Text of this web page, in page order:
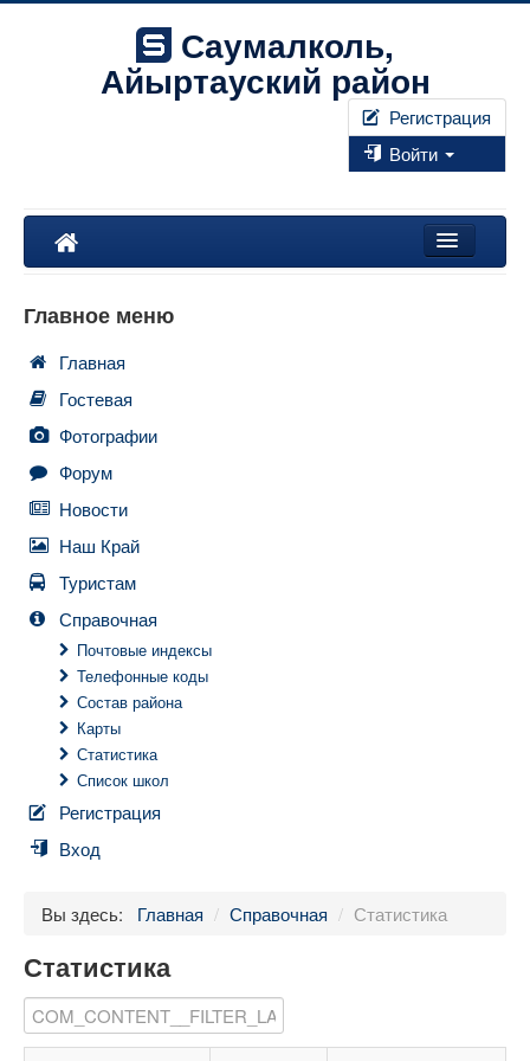
Саумалколь,
Айыртауский район
Регистрация
Войти
Правила
Главное меню
Главная
Гостевая
Фотографии
Форум
Новости
Наш Край
Туристам
Справочная
Почтовые индексы
Телефонные коды
Состав района
Карты
Статистика
Список школ
Регистрация
Вход
Вы здесь: Главная / Справочная / Статистика
Статистика
COM_CONTENT__FILTER_LABEL